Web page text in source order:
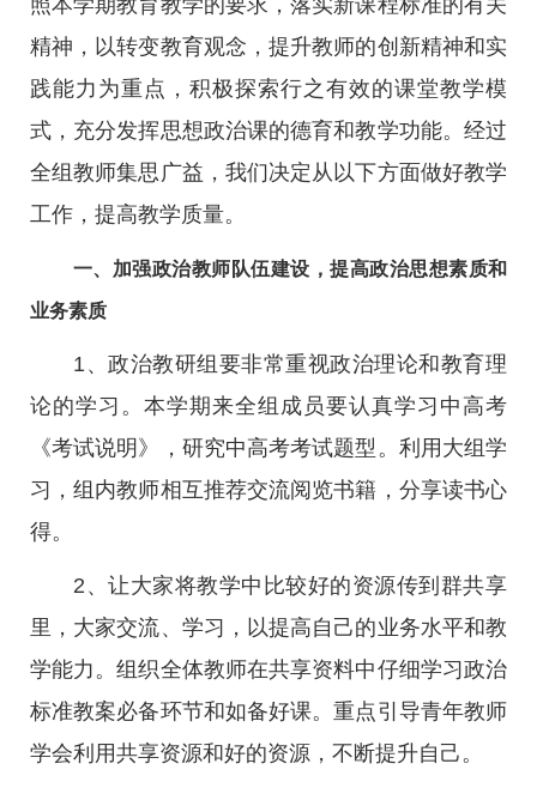
照本学期教育教学的要求，落实新课程标准的有关
精神，以转变教育观念，提升教师的创新精神和实
践能力为重点，积极探索行之有效的课堂教学模
式，充分发挥思想政治课的德育和教学功能。经过
全组教师集思广益，我们决定从以下方面做好教学
工作，提高教学质量。
一、加强政治教师队伍建设，提高政治思想素质和
业务素质
1、政治教研组要非常重视政治理论和教育理
论的学习。本学期来全组成员要认真学习中高考
《考试说明》，研究中高考考试题型。利用大组学
习，组内教师相互推荐交流阅览书籍，分享读书心
得。
2、让大家将教学中比较好的资源传到群共享
里，大家交流、学习，以提高自己的业务水平和教
学能力。组织全体教师在共享资料中仔细学习政治
标准教案必备环节和如备好课。重点引导青年教师
学会利用共享资源和好的资源，不断提升自己。